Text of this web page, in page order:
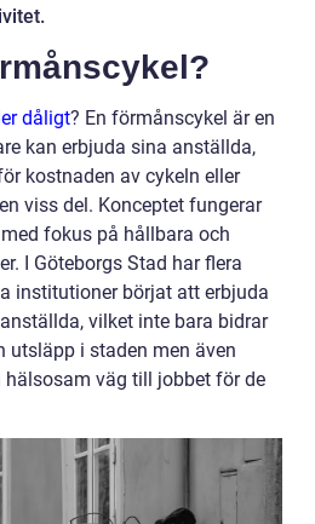
dåligt? En förmånscykel är en
kan erbjuda sina anställda,
kostnaden av cykeln eller
viss del. Konceptet fungerar
fokus på hållbara och
I Göteborgs Stad har flera
institutioner börjat att erbjuda
vilket inte bara bidrar
i staden men även
hälsosam väg till jobbet för de